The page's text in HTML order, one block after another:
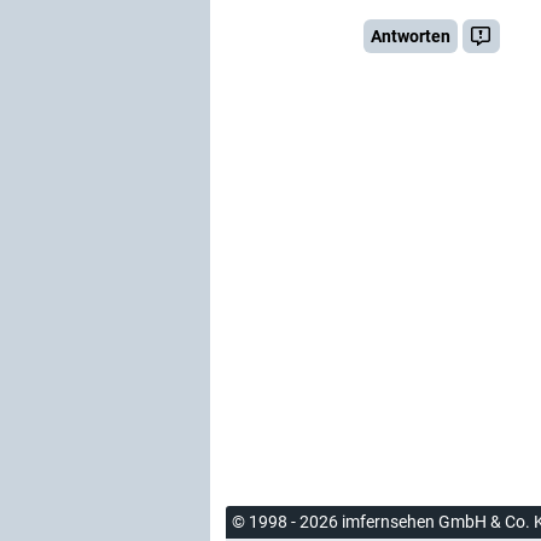
Antworten
© 1998 - 2026 imfernsehen GmbH & Co.